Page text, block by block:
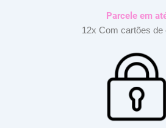
Parcele em
12x Com cartões de